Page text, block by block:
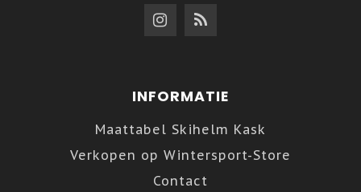
INFORMATIE
Maattabel Skihelm Kask
Verkopen op Wintersport-Store
Contact